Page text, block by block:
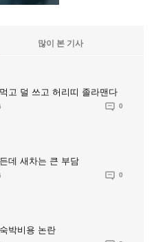
많이 본 기사
고 덜 쓰고 허리띠 졸라맨다
0
데 새차는 큰 부담
0
박비용 논란